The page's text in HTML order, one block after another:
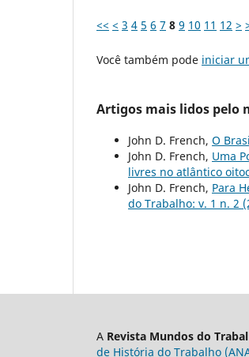
<< < 3 4 5 6 7 8 9 10 11 12 >
Você também pode iniciar
Artigos mais lidos pelo
John D. French, O
John D. French, Uma
livres no atlântico
John D. French, Para
do Trabalho: v. 1 n. 2
A Revista Mundos do
de História do Trabalho